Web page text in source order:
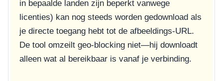
in bepaalde landen zijn beperkt vanwege
licenties) kan nog steeds worden gedownload als
je directe toegang hebt tot de afbeeldings-URL.
De tool omzeilt geo-blocking niet—hij downloadt
alleen wat al bereikbaar is vanaf je verbinding.